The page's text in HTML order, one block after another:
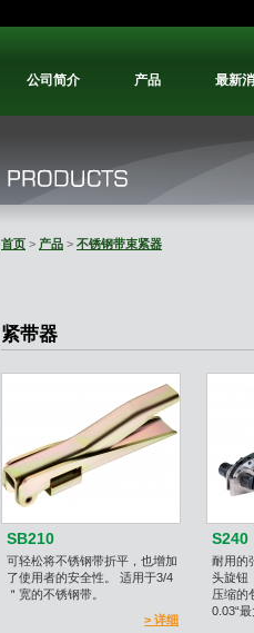
公司简介 产品 最新
首页 > 产品 > 不锈钢带束紧器
紧带器
SB210
可轻松将不锈钢带折平，也增加
了使用者的安全性。 适用于3/4
＂宽的不锈钢带。
> 详细
S240
耐用的
头旋钮
压缩的
0.03“